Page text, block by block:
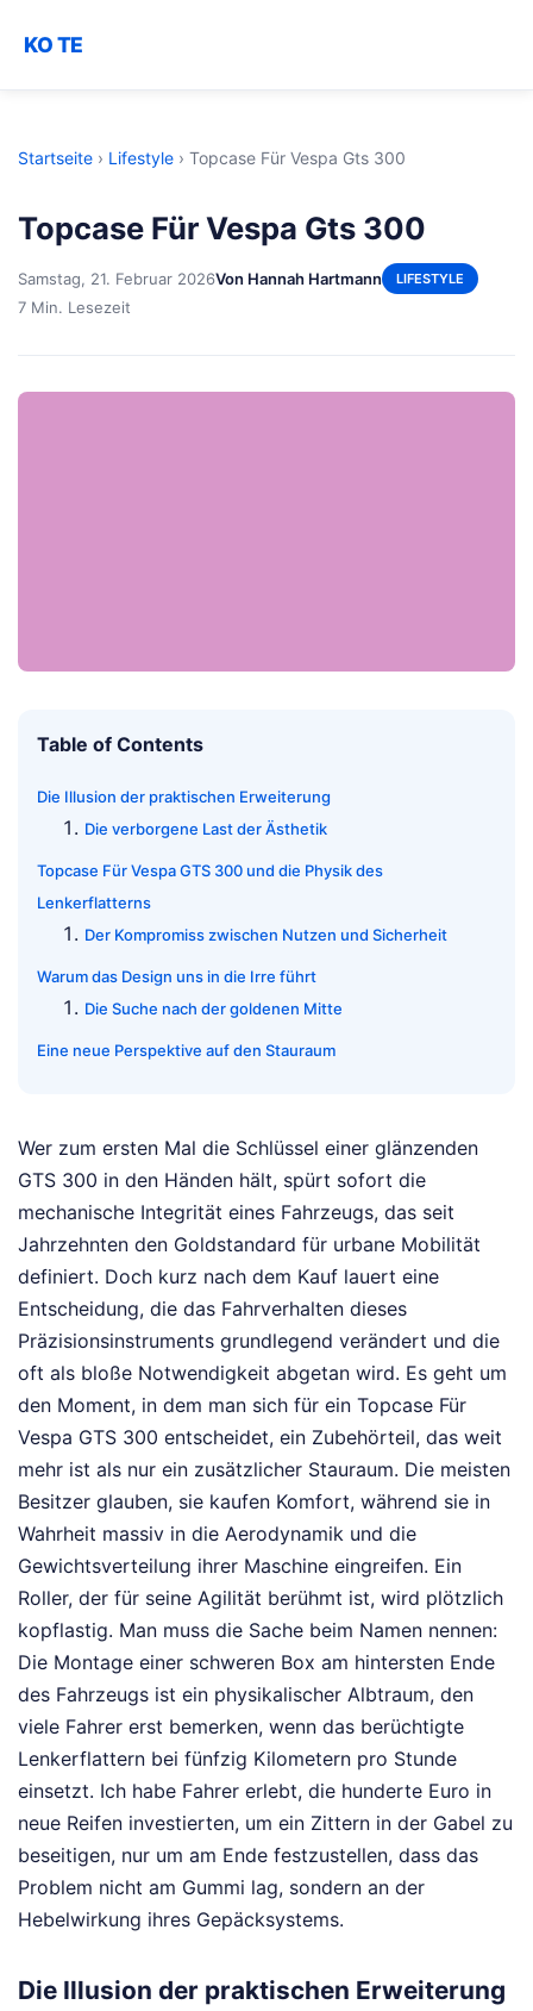
KO TE
Startseite › Lifestyle › Topcase Für Vespa Gts 300
Topcase Für Vespa Gts 300
Samstag, 21. Februar 2026Von Hannah Hartmann LIFESTYLE
7 Min. Lesezeit
Table of Contents
Die Illusion der praktischen Erweiterung
Die verborgene Last der Ästhetik
Topcase Für Vespa GTS 300 und die Physik des
Lenkerflatterns
Der Kompromiss zwischen Nutzen und Sicherheit
Warum das Design uns in die Irre führt
Die Suche nach der goldenen Mitte
Eine neue Perspektive auf den Stauraum
Wer zum ersten Mal die Schlüssel einer glänzenden
GTS 300 in den Händen hält, spürt sofort die
mechanische Integrität eines Fahrzeugs, das seit
Jahrzehnten den Goldstandard für urbane Mobilität
definiert. Doch kurz nach dem Kauf lauert eine
Entscheidung, die das Fahrverhalten dieses
Präzisionsinstruments grundlegend verändert und die
oft als bloße Notwendigkeit abgetan wird. Es geht um
den Moment, in dem man sich für ein Topcase Für
Vespa GTS 300 entscheidet, ein Zubehörteil, das weit
mehr ist als nur ein zusätzlicher Stauraum. Die meisten
Besitzer glauben, sie kaufen Komfort, während sie in
Wahrheit massiv in die Aerodynamik und die
Gewichtsverteilung ihrer Maschine eingreifen. Ein
Roller, der für seine Agilität berühmt ist, wird plötzlich
kopflastig. Man muss die Sache beim Namen nennen:
Die Montage einer schweren Box am hintersten Ende
des Fahrzeugs ist ein physikalischer Albtraum, den
viele Fahrer erst bemerken, wenn das berüchtigte
Lenkerflattern bei fünfzig Kilometern pro Stunde
einsetzt. Ich habe Fahrer erlebt, die hunderte Euro in
neue Reifen investierten, um ein Zittern in der Gabel zu
beseitigen, nur um am Ende festzustellen, dass das
Problem nicht am Gummi lag, sondern an der
Hebelwirkung ihres Gepäcksystems.
Die Illusion der praktischen Erweiterung